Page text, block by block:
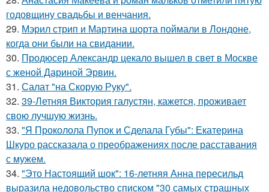
годовщину свадьбы и венчания.
29. Мэрил стрип и Мартина шорта поймали в Лондоне,
когда они были на свидании.
30. Продюсер Александр цекало вышел в свет в Москве
с женой Дариной Эрвин.
31. Салат "на Скорую Руку".
32. 39-Летняя Виктория галустян, кажется, проживает
свою лучшую жизнь.
33. "Я Проколола Пупок и Сделала Губы": Екатерина
Шкуро рассказала о преображениях после расставания
с мужем.
34. "Это Настоящий шок": 16-летняя Анна пересильд
выразила недовольство списком "30 самых страшных